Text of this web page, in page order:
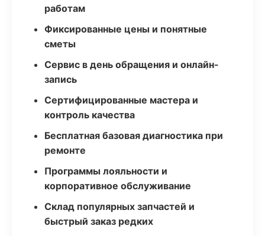
работам
Фиксированные цены и понятные
сметы
Сервис в день обращения и онлайн-
запись
Сертифицированные мастера и
контроль качества
Бесплатная базовая диагностика при
ремонте
Программы лояльности и
корпоративное обслуживание
Склад популярных запчастей и
быстрый заказ редких